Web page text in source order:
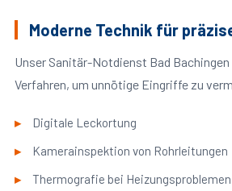
Moderne Technik für
Unser Sanitär-Notdienst Bad
Verfahren, um unnötige Eingriffe zu
Digitale Leckortung
Kamerainspektion von Rohrleitungen
Thermografie bei Heizungsproblemen